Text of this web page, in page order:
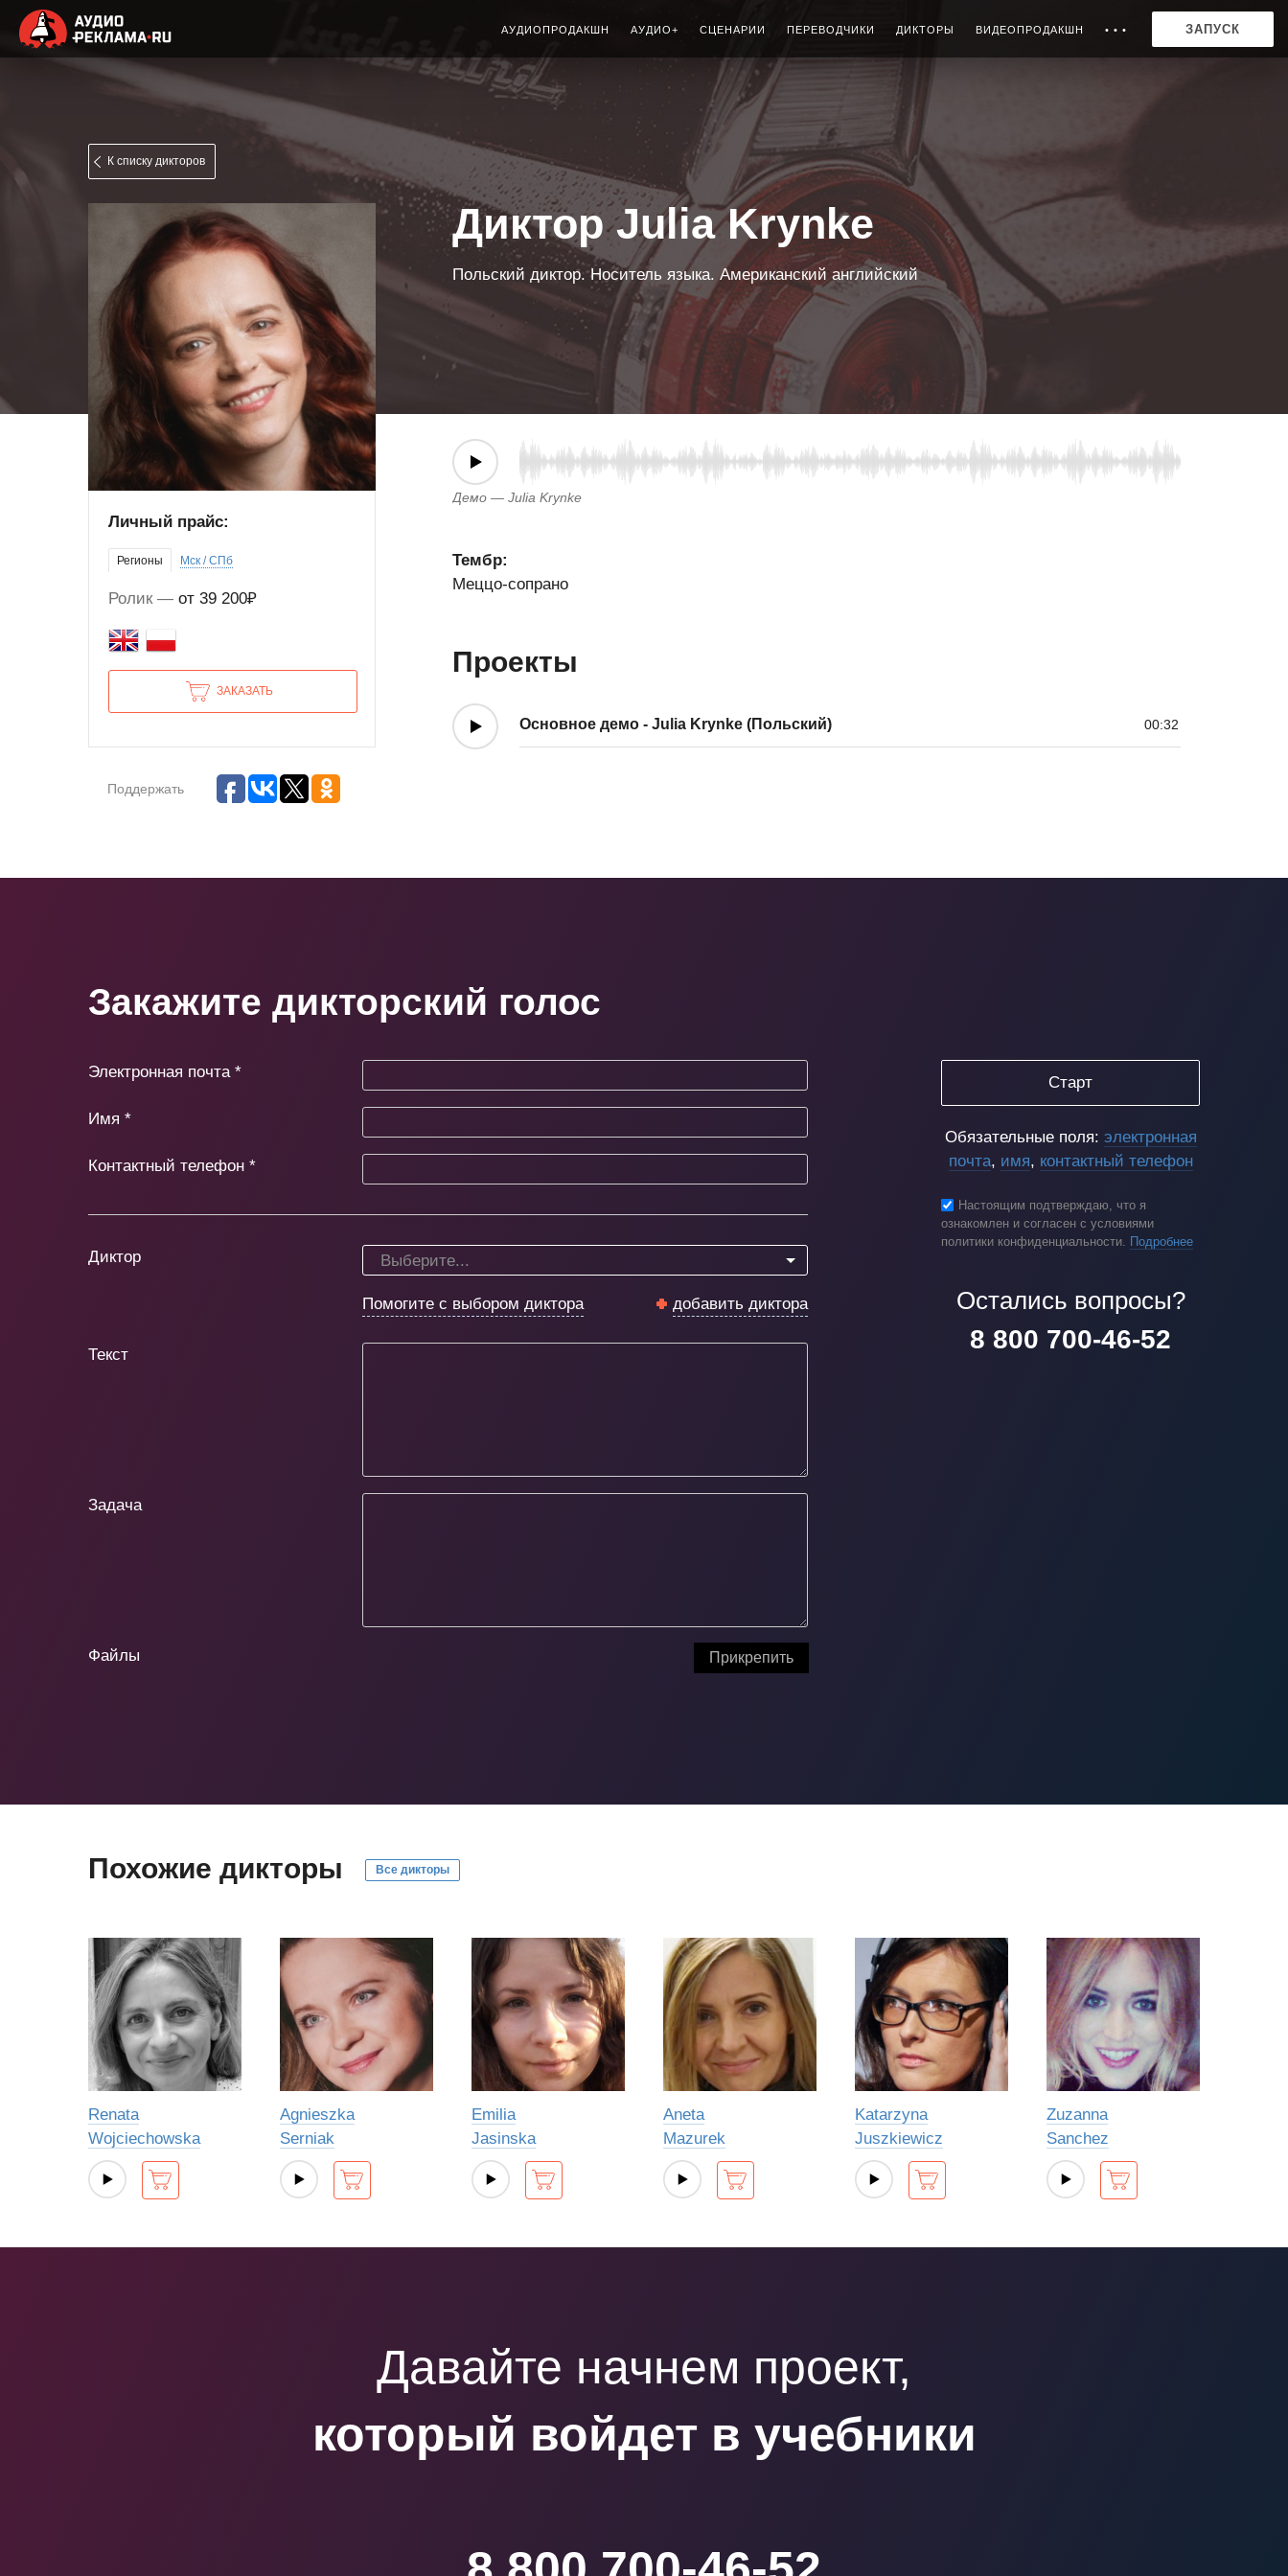
К списку дикторов
Личный прайс:
Регионы Мск / СПб
Ролик от 39 200₽
ЗАКАЗАТЬ
Поддержать
Диктор Julia Krynke
Польский диктор. Носитель языка. Американский английский
Демо — Julia Krynke
Тембр:
Меццо-сопрано
Проекты
Основное демо - Julia Krynke (Польский) 00:32
Закажите дикторский голос
Электронная почта *
Имя *
Контактный телефон *
Диктор Выберите...
Помогите с выбором диктора добавить диктора
Текст
Задача
Файлы Прикрепить
Старт
Обязательные поля: электронная
почта, имя, контактный телефон
Настоящим подтверждаю, что я
ознакомлен и согласен с условиями
политики конфиденциальности. Подробнее
Остались вопросы?
8 800 700-46-52
Похожие дикторы Все дикторы
Renata
Wojciechowska
Agnieszka
Serniak
Emilia
Jasinska
Aneta
Mazurek
Katarzyna
Juszkiewicz
Zuzanna
Sanchez
АУДИОПРОДАКШН АУДИО+ СЦЕНАРИИ ПЕРЕВОДЧИКИ ДИКТОРЫ ВИДЕОПРОДАКШН • • • ЗАПУСК
Давайте начнем проект,
который войдет в учебники